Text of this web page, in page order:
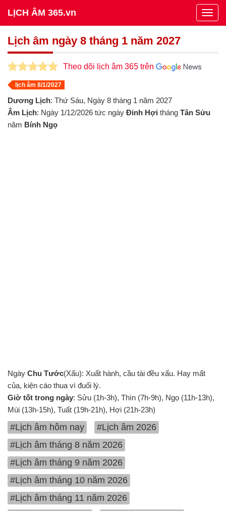
LỊCH ÂM 365.vn
Lịch âm ngày 8 tháng 1 năm 2027
Theo dõi lịch âm 365 trên
lịch âm 8/1/2027
Dương Lịch: Thứ Sáu, Ngày 8 tháng 1 năm 2027
Âm Lịch: Ngày 1/12/2026 tức ngày Đinh Hợi tháng Tân Sửu
năm Bính Ngọ
Ngày Chu Tước(Xấu): Xuất hành, cầu tài đều xấu. Hay mất
của, kiện cáo thua vì đuối lý.
Giờ tốt trong ngày: Sửu (1h-3h), Thìn (7h-9h), Ngọ (11h-13h),
Mùi (13h-15h), Tuất (19h-21h), Hợi (21h-23h)
#Lịch âm hôm nay
#Lịch âm 2026
#Lịch âm tháng 8 năm 2026
#Lịch âm tháng 9 năm 2026
#Lịch âm tháng 10 năm 2026
#Lịch âm tháng 11 năm 2026